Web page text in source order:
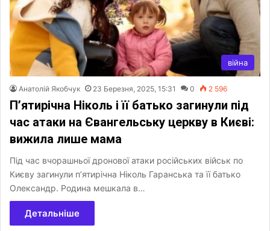
війна
Анатолій Якобчук 23 Березня, 2025, 15:31 0 2 596
П’ятирічна Ніколь і її батько загинули під
час атаки на Євангельську церкву в Києві:
вижила лише мама
Під час вчорашньої дронової атаки російських військ по
Києву загинули п’ятирічна Ніколь Гаранська та її батько
Олександр. Родина мешкала в…
Детальніше